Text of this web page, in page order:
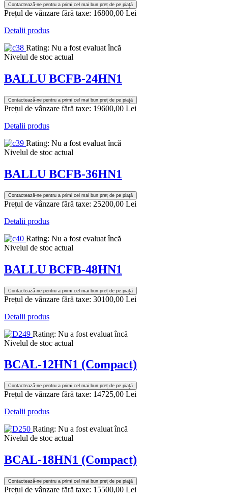
Contactează-ne pentru a primi cel mai bun preț de pe piață
Prețul de vânzare fără taxe: 16800,00 Lei
Detalii produs
Rating: Nu a fost evaluat încă
Nivelul de stoc actual
BALLU BCFB-24HN1
Contactează-ne pentru a primi cel mai bun preț de pe piață
Prețul de vânzare fără taxe: 19600,00 Lei
Detalii produs
Rating: Nu a fost evaluat încă
Nivelul de stoc actual
BALLU BCFB-36HN1
Contactează-ne pentru a primi cel mai bun preț de pe piață
Prețul de vânzare fără taxe: 25200,00 Lei
Detalii produs
Rating: Nu a fost evaluat încă
Nivelul de stoc actual
BALLU BCFB-48HN1
Contactează-ne pentru a primi cel mai bun preț de pe piață
Prețul de vânzare fără taxe: 30100,00 Lei
Detalii produs
Rating: Nu a fost evaluat încă
Nivelul de stoc actual
BCAL-12HN1 (Compact)
Contactează-ne pentru a primi cel mai bun preț de pe piață
Prețul de vânzare fără taxe: 14725,00 Lei
Detalii produs
Rating: Nu a fost evaluat încă
Nivelul de stoc actual
BCAL-18HN1 (Compact)
Contactează-ne pentru a primi cel mai bun preț de pe piață
Prețul de vânzare fără taxe: 15500,00 Lei